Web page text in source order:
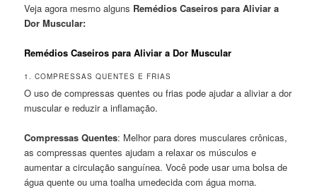
Veja agora mesmo alguns Remédios Caseiros para Aliviar a
Dor Muscular:
Remédios Caseiros para Aliviar a Dor Muscular
1. COMPRESSAS QUENTES E FRIAS
O uso de compressas quentes ou frias pode ajudar a aliviar a dor
muscular e reduzir a inflamação.
Compressas Quentes: Melhor para dores musculares crônicas,
as compressas quentes ajudam a relaxar os músculos e
aumentar a circulação sanguínea. Você pode usar uma bolsa de
água quente ou uma toalha umedecida com água morna.